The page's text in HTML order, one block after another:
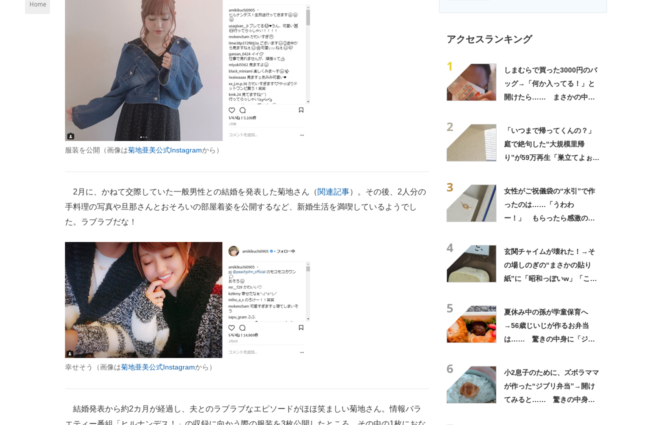
Home
服装を公開（画像は菊地亜美公式Instagramから）
2月に、かねて交際していた一般男性との結婚を発表した菊地さん（関連記事）。その後、2人分の
手料理の写真や旦那さんとおそろいの部屋着姿を公開するなど、新婚生活を満喫しているようでし
た。ラブラブだな！
幸せそう（画像は菊地亜美公式Instagramから）
結婚発表から約2カ月が経過し、夫とのラブラブなエピソードがほほ笑ましい菊地さん。情報バラ
アクセスランキング
1
しまむらで買った3000円のバ
ッグ→「何か入ってる！」と
開けたら…… まさかの中身
2
「いつまで帰ってくんの？」
庭で絶句した“大規模里帰
り”が59万再生「巣立てよぉぉ
3
女性がご祝儀袋の“水引”で作
ったのは……「うわわ
ー！」 もらったら感激のデ
4
玄関チャイムが壊れた！→そ
の場しのぎの“まさかの貼り
紙”に「昭和っぽいw」「こん
5
夏休み中の孫が学童保育へ
→56歳じいじが作るお弁当
は…… 驚きの中身に「ジイ
6
小2息子のために、ズボラママ
が作った“ジブリ弁当”→開け
てみると…… 驚きの中身に